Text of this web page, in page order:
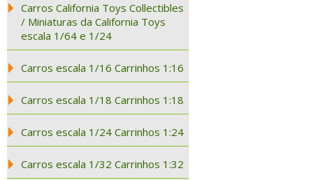
Carros California Toys Collectibles
/ Miniaturas da California Toys
escala 1/64 e 1/24
Carros escala 1/16 Carrinhos 1:16
Carros escala 1/18 Carrinhos 1:18
Carros escala 1/24 Carrinhos 1:24
Carros escala 1/32 Carrinhos 1:32